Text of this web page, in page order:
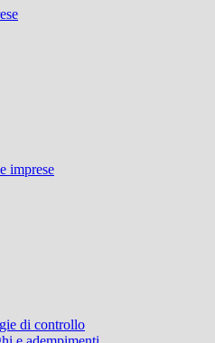
imprese
di controllo